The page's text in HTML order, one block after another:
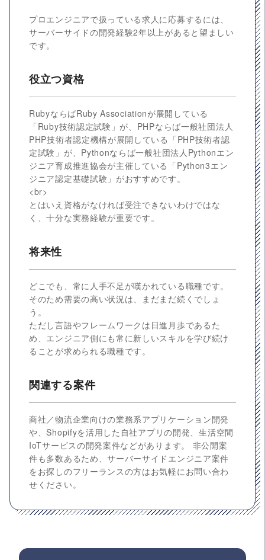
プロエンジニアで扱っている求人に応募するには、
サーバーサイドの開発経験2年以上があると望ましい
です。
役立つ資格
RubyならばRuby Associationが展開している
「Ruby技術認定試験」が、PHPならば一般社団法人
PHP技術者認定機構が展開している「PHP技術者認
定試験」が、Pythonならば一般社団法人Pythonエン
ジニア育成推進協会が主催している「Python3エン
ジニア認定基礎試験」がおすすめです。
<br>
とはいえ資格がなければ受注できないわけではな
く、十分な実務経験が重要です。
将来性
どこでも、常に人手不足が嘆かれている職種です。
そのため需要の高い状況は、まだまだ続くでしょ
う。
ただし言語やフレームワークは日進月歩であるた
め、エンジニア側にも常に新しいスキルを学び続け
ることが求められる職種です。
関連する案件
商社／物流企業向けの業務系アプリケーション開発
や、Shopifyを活用した自社アプリの開発、生活空間
IoTサービスの開発案件などがあります。 非公開案
件も多数あるため、サーバーサイドエンジニア案件
をお探しのフリーランスの方はお気軽にお問い合わ
せください。